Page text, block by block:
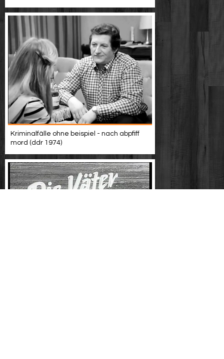
Kriminalfälle ohne beispiel - nach abpfiff
mord (ddr 1974)